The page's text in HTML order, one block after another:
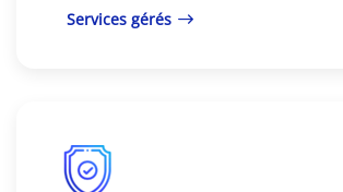
Services gérés